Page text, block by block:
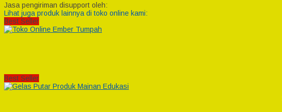
Jasa pengiriman disupport oleh:
Lihat juga produk lainnya di toko online kami:
Best Seller
Best Seller